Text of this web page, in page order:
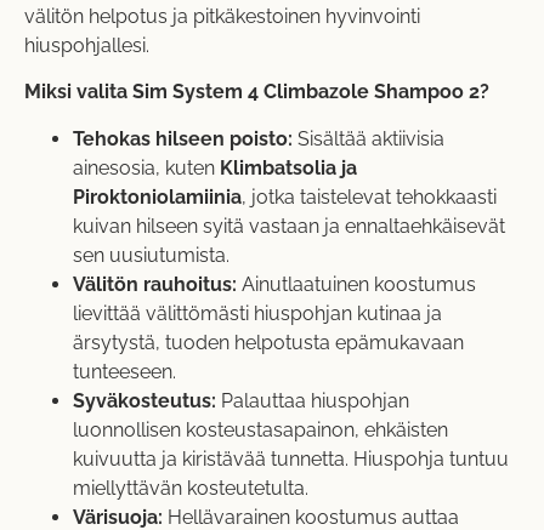
välitön helpotus ja pitkäkestoinen hyvinvointi
hiuspohjallesi.
Miksi valita Sim System 4 Climbazole Shampoo 2?
Tehokas hilseen poisto: Sisältää aktiivisia
ainesosia, kuten Klimbatsolia ja
Piroktoniolamiinia, jotka taistelevat tehokkaasti
kuivan hilseen syitä vastaan ja ennaltaehkäisevät
sen uusiutumista.
Välitön rauhoitus: Ainutlaatuinen koostumus
lievittää välittömästi hiuspohjan kutinaa ja
ärsytystä, tuoden helpotusta epämukavaan
tunteeseen.
Syväkosteutus: Palauttaa hiuspohjan
luonnollisen kosteustasapainon, ehkäisten
kuivuutta ja kiristävää tunnetta. Hiuspohja tuntuu
miellyttävän kosteutetulta.
Värisuoja: Hellävarainen koostumus auttaa